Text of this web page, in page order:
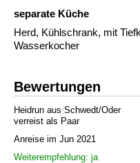
separate Küche
Herd, Kühlschrank, mit
Wasserkocher
Bewertungen
Heidrun aus Schwedt/Oder
verreist als Paar
Anreise im Jun 2021
Weiterempfehlung: ja